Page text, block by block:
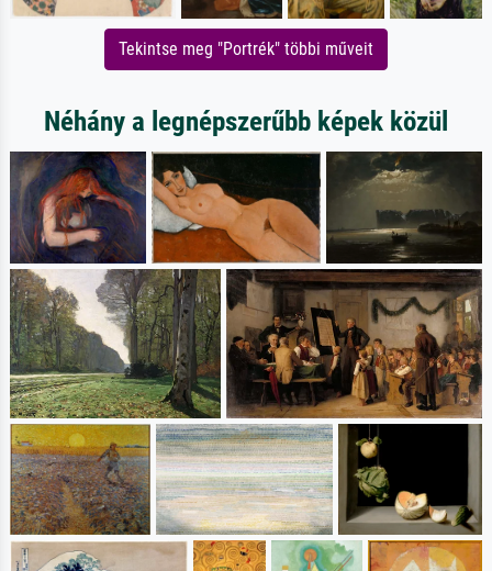
Tekintse meg "Portrék" többi műveit
Néhány a legnépszerűbb képek közül